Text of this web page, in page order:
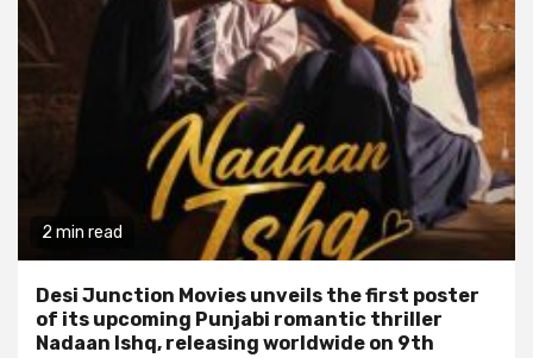
2 min read
Desi Junction Movies unveils the first poster
of its upcoming Punjabi romantic thriller
Nadaan Ishq, releasing worldwide on 9th